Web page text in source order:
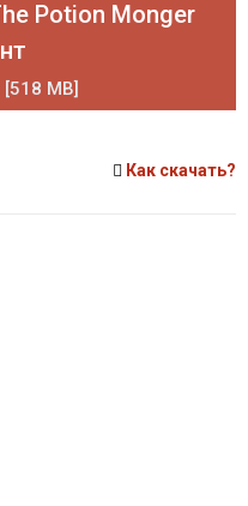
Potion Monger
MB]
Как скачать?